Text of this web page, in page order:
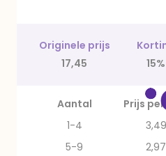
Originele prijs
17,45
15%
Aantal Prijs
1-4
3,49
5-9
2,97